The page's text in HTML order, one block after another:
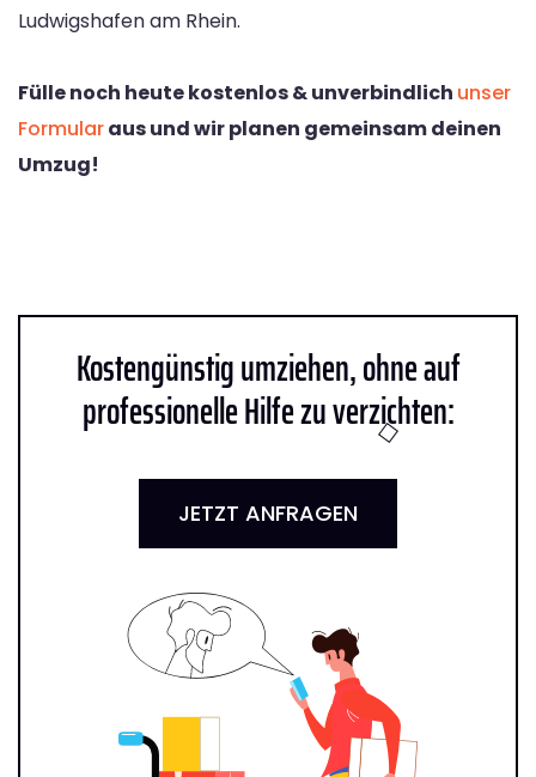
Ludwigshafen am Rhein.
Fülle noch heute kostenlos & unverbindlich unser
Formularaus und wir planen gemeinsam deinen
Umzug!
Kostengünstig umziehen, ohne auf
professionelle Hilfe zu verzichten:
JETZT ANFRAGEN